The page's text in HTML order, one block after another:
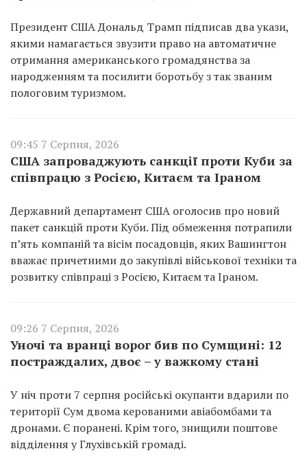
Президент США Дональд Трамп підписав два укази,
якими намагається звузити право на автоматичне
отримання американського громадянства за
народженням та посилити боротьбу з так званим
пологовим туризмом.
09:45 7 Серпня, 2026
США запроваджують санкції проти Куби за
співпрацю з Росією, Китаєм та Іраном
Державний департамент США оголосив про новий
пакет санкцій проти Куби. Під обмеження потрапили
п’ять компаній та вісім посадовців, яких Вашингтон
вважає причетними до закупівлі військової техніки та
розвитку співпраці з Росією, Китаєм та Іраном.
09:26 7 Серпня, 2026
Уночі та вранці ворог бив по Сумщині: 12
постраждалих, двоє – у важкому стані
У ніч проти 7 серпня російські окупанти вдарили по
території Сум двома керованими авіабомбами та
дронами. Є поранені. Крім того, знищили поштове
відділення у Глухівській громаді.